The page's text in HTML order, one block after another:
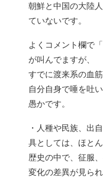
朝鮮と中国の大陸
ていないです。
よくコメント欄で
が叫んでますが、
すでに渡来系の血
自分自身で唾を吐
愚かです。
・人種や民族、出
具としては、ほとん
歴史の中で、征服
変化の差異が見られ